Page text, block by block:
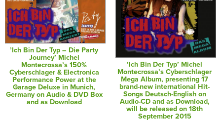
’Ich Bin Der Typ – Die Party
Journey’ Michel
Montecrossa’s 150%
Cyberschlager & Electronica
Performance Power at the
Garage Deluxe in Munich,
Germany on Audio & DVD Box
and as Download
’Ich Bin Der Typ’ Michel
Montecrossa’s Cyberschlager
Mega Album, presenting 17
brand-new international Hit-
Songs Deutsch-English on
Audio-CD and as Download,
will be released on 18th
September 2015